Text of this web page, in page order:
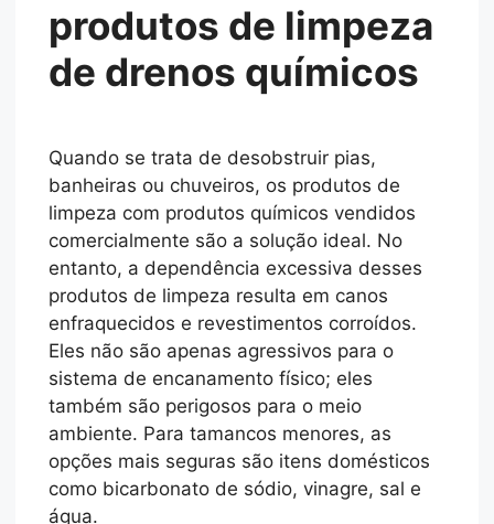
produtos de limpeza
de drenos químicos
Quando se trata de desobstruir pias,
banheiras ou chuveiros, os produtos de
limpeza com produtos químicos vendidos
comercialmente são a solução ideal. No
entanto, a dependência excessiva desses
produtos de limpeza resulta em canos
enfraquecidos e revestimentos corroídos.
Eles não são apenas agressivos para o
sistema de encanamento físico; eles
também são perigosos para o meio
ambiente. Para tamancos menores, as
opções mais seguras são itens domésticos
como bicarbonato de sódio, vinagre, sal e
água.